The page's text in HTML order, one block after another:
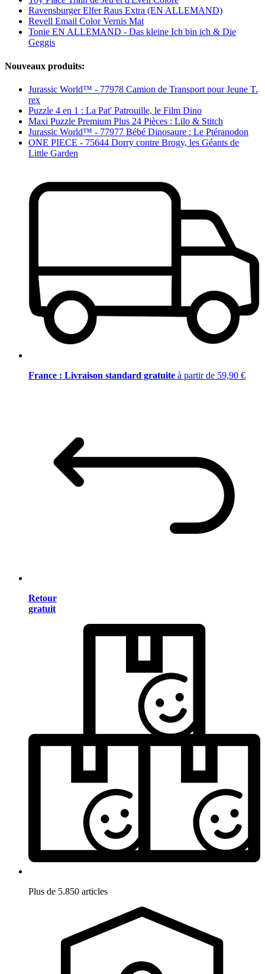
Ravensburger Elfer Raus Extra (EN ALLEMAND)
Revell Email Color Vernis Mat
Tonie EN ALLEMAND - Das kleine Ich bin ich & Die
Geggis
Nouveaux produits:
Jurassic World™ - 77978 Camion de Transport pour Jeune T.
rex
Puzzle 4 en 1 : La Pat' Patrouille, le Film Dino
Maxi Puzzle Premium Plus 24 Pièces : Lilo & Stitch
Jurassic World™ - 77977 Bébé Dinosaure : Le Ptéranodon
ONE PIECE - 75644 Dorry contre Brogy, les Géants de
Little Garden
France : Livraison standard gratuite à partir de 59,90 €
Retour
gratuit
Plus de 5.850 articles